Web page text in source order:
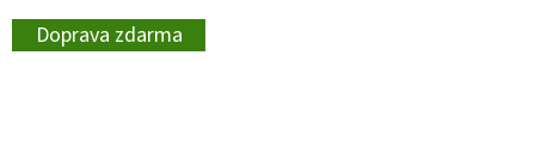
Doprava zdarma